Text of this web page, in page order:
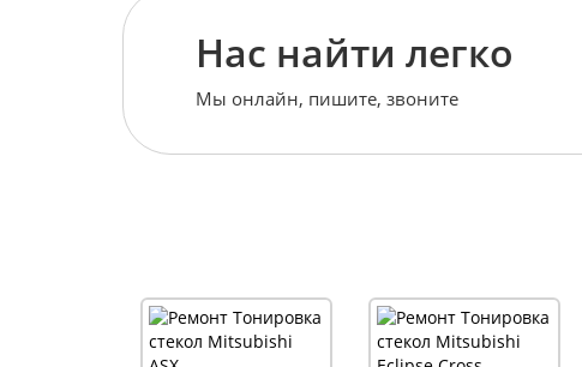
Нас найти легко
Мы онлайн, пишите, звоните